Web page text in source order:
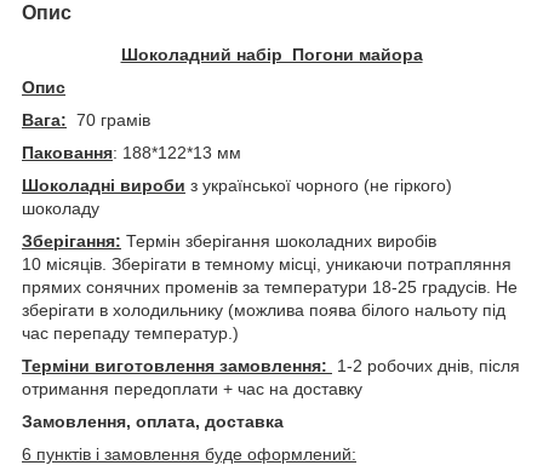
Опис
Шоколадний набір Погони майора
Опис
Вага: 70 грамів
Паковання: 188*122*13 мм
Шоколадні вироби з української чорного (не гіркого)
шоколаду
Зберігання: Термін зберігання шоколадних виробів
10 місяців. Зберігати в темному місці, уникаючи потрапляння
прямих сонячних променів за температури 18-25 градусів. Не
зберігати в холодильнику (можлива поява білого нальоту під
час перепаду температур.)
Терміни виготовлення замовлення:
1-2 робочих днів, після
отримання передоплати + час на доставку
Замовлення, оплата, доставка
6 пунктів і замовлення буде оформлений: